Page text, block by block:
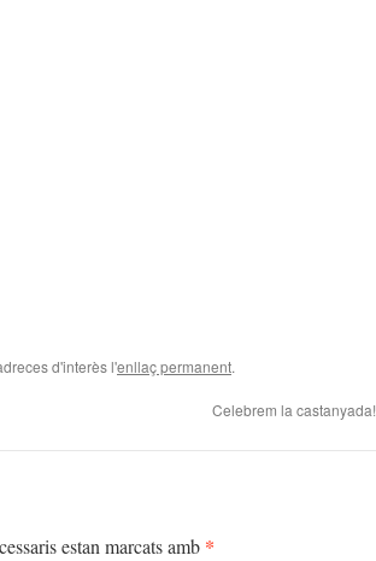
d'interès l'enllaç permanent.
Celebrem la castanyada!
estan marcats amb *